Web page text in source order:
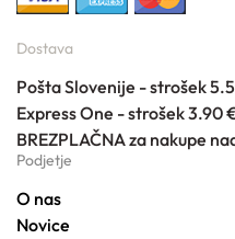
Dostava
Pošta Slovenije - strošek
Express One - strošek 3.90
BREZPLAČNA za nakupe
Podjetje
O nas
Novice